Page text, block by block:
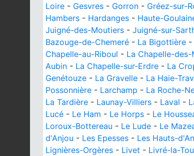
Loire - Gesvres - Gorron - Gréez-sur-
Hambers - Hardanges - Haute-
Juigné-des-Moutiers - Juigné-sur-
Bazouge-de-Chemeré - La Bigottière -
Chapelle-au-Riboul - La Chapelle-des-
Aubin - La Chapelle-sur-Erdre - La
Genétouze - La Gravelle - La Haie-
Possonnière - Larchamp - La Roche-
La Tardière - Launay-Villiers - Laval -
Lucé - Le Ham - Le Horps - Le
Loroux-Bottereau - Le Lude - Le
d'Anjou - Les Epesses - Les Hauts-
Lignières-Orgères - Livet - Livré-la-